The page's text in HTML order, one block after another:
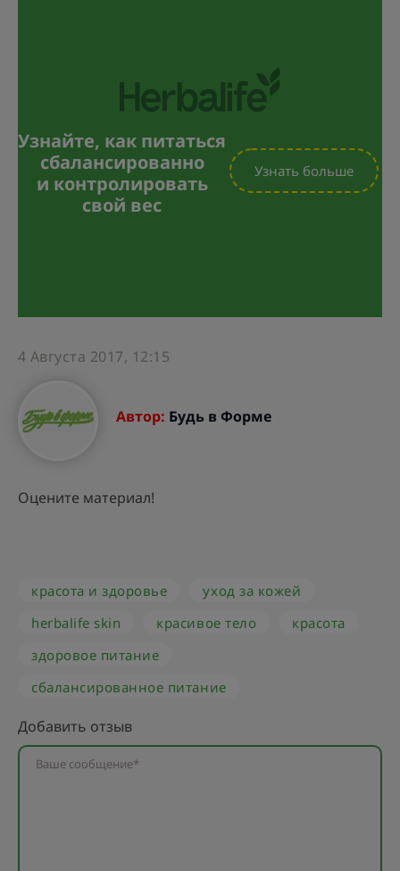
Узнайте, как питаться
сбалансированно
и контролировать
свой вес
Узнать больше
4 Августа 2017, 12:15
Автор: Будь в Форме
Оцените материал!
красота и здоровье
уход за кожей
herbalife skin
красивое тело
красота
здоровое питание
сбалансированное питание
Добавить отзыв
Ваше сообщение*